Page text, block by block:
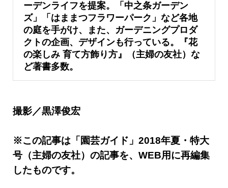
ーデンライフを提案。「中之条ガーデン
ズ」「はままつフラワーパーク」など各地
の庭を手がけ、また、ガーデニングプロダ
クトの企画、デザインも行っている。『花
の楽しみ 育て方飾り方』（主婦の友社）な
ど著書多数。
撮影／黒澤俊宏
※この記事は「園芸ガイド」2018年夏・特大
号（主婦の友社）の記事を、WEB用に再編集
したものです。